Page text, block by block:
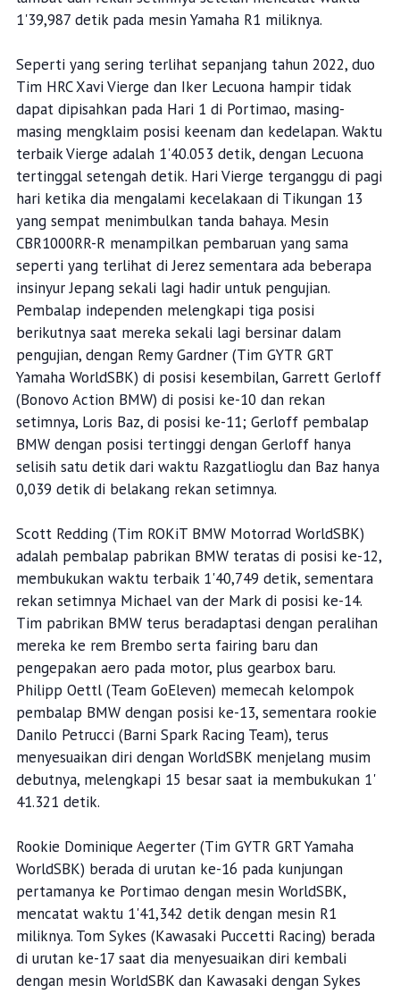
1'39,987 detik pada mesin Yamaha R1 miliknya.
Seperti yang sering terlihat sepanjang tahun 2022, duo
Tim HRC Xavi Vierge dan Iker Lecuona hampir tidak
dapat dipisahkan pada Hari 1 di Portimao, masing-
masing mengklaim posisi keenam dan kedelapan. Waktu
terbaik Vierge adalah 1'40.053 detik, dengan Lecuona
tertinggal setengah detik. Hari Vierge terganggu di pagi
hari ketika dia mengalami kecelakaan di Tikungan 13
yang sempat menimbulkan tanda bahaya. Mesin
CBR1000RR-R menampilkan pembaruan yang sama
seperti yang terlihat di Jerez sementara ada beberapa
insinyur Jepang sekali lagi hadir untuk pengujian.
Pembalap independen melengkapi tiga posisi
berikutnya saat mereka sekali lagi bersinar dalam
pengujian, dengan Remy Gardner (Tim GYTR GRT
Yamaha WorldSBK) di posisi kesembilan, Garrett Gerloff
(Bonovo Action BMW) di posisi ke-10 dan rekan
setimnya, Loris Baz, di posisi ke-11; Gerloff pembalap
BMW dengan posisi tertinggi dengan Gerloff hanya
selisih satu detik dari waktu Razgatlioglu dan Baz hanya
0,039 detik di belakang rekan setimnya.
Scott Redding (Tim ROKiT BMW Motorrad WorldSBK)
adalah pembalap pabrikan BMW teratas di posisi ke-12,
membukukan waktu terbaik 1'40,749 detik, sementara
rekan setimnya Michael van der Mark di posisi ke-14.
Tim pabrikan BMW terus beradaptasi dengan peralihan
mereka ke rem Brembo serta fairing baru dan
pengepakan aero pada motor, plus gearbox baru.
Philipp Oettl (Team GoEleven) memecah kelompok
pembalap BMW dengan posisi ke-13, sementara rookie
Danilo Petrucci (Barni Spark Racing Team), terus
menyesuaikan diri dengan WorldSBK menjelang musim
debutnya, melengkapi 15 besar saat ia membukukan 1'
41.321 detik.
Rookie Dominique Aegerter (Tim GYTR GRT Yamaha
WorldSBK) berada di urutan ke-16 pada kunjungan
pertamanya ke Portimao dengan mesin WorldSBK,
mencatat waktu 1'41,342 detik dengan mesin R1
miliknya. Tom Sykes (Kawasaki Puccetti Racing) berada
di urutan ke-17 saat dia menyesuaikan diri kembali
dengan mesin WorldSBK dan Kawasaki dengan Sykes